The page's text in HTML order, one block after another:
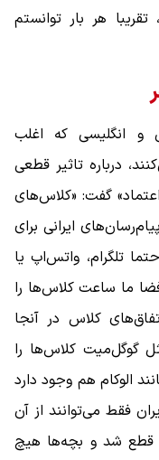
هر بار توانستم
و انگلیسی که اغلب
درباره تاثیر قطعی
گفت: «کلاس‌های
ایرانی برای
تلگرام، واتس‌اپ یا
ما ساعت کلاس‌ها را
کلاس در آنجا
گوگل‌میت کلاس‌ها را
الوکام هم وجود دارد
فقط می‌توانند از آن
قطع شد و بچه‌ها هیچ